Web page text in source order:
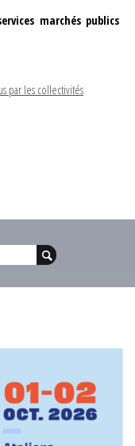
marchés publics
par les collectivités